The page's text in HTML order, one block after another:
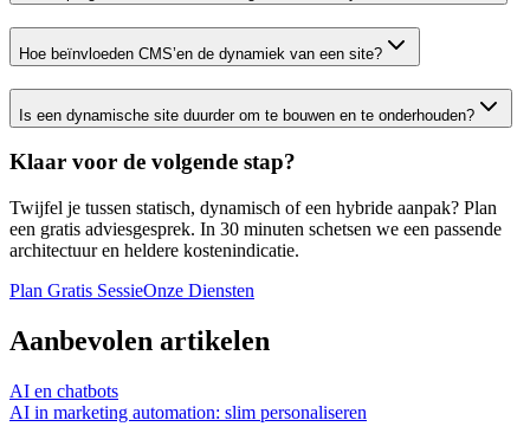
Hoe beïnvloeden CMS’en de dynamiek van een site?
Is een dynamische site duurder om te bouwen en te onderhouden?
Klaar voor de volgende stap?
Twijfel je tussen statisch, dynamisch of een hybride aanpak? Plan
een gratis adviesgesprek. In 30 minuten schetsen we een passende
architectuur en heldere kostenindicatie.
Plan Gratis SessieOnze Diensten
Aanbevolen artikelen
AI en chatbots
AI in marketing automation: slim personaliseren